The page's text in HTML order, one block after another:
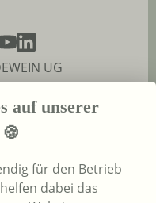
UG
auf unserer
für den Betrieb
dabei das